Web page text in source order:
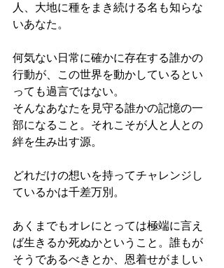
人、大地に種をまき続ける名も知らな
いあなた。
何気ない日常に確かに存在する誰かの
行動が、この世界を動かしているとい
っても過言ではない。
そんなあなたを見守る誰かの記憶の一
部になること。それこそが人と人との
絆を生み出す源。
どれだけの想いを持ってチャレンジし
ているかは千差万別。
あくまでもオレにとっては極端に言え
ば生きるか死ぬかということ。誰もが
そうであるべきとか、恩着せがましい